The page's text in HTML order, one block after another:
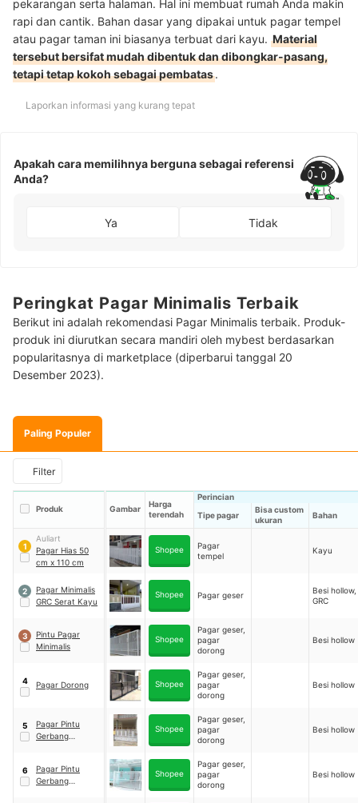
pekarangan serta halaman. Hal ini membuat rumah Anda makin
rapi dan cantik. Bahan dasar yang dipakai untuk pagar tempel
atau pagar taman ini biasanya terbuat dari kayu. Material
tersebut bersifat mudah dibentuk dan dibongkar-pasang,
tetapi tetap kokoh sebagai pembatas.
Laporkan informasi yang kurang tepat
Apakah cara memilihnya berguna sebagai referensi
Anda?
Ya Tidak
Peringkat Pagar Minimalis Terbaik
Berikut ini adalah rekomendasi Pagar Minimalis terbaik. Produk-
produk ini diurutkan secara mandiri oleh mybest berdasarkan
popularitasnya di marketplace (diperbarui tanggal 20
Desember 2023).
Paling Populer
Filter
Produk Gambar
Harga
terendah
Perincian
Tipe pagar
Bisa custom
ukuran
Bahan
1
Auliart
Pagar Hias 50
cm x 110 cm
Shopee
Pagar
tempel
Kayu
2
Pagar Minimalis
GRC Serat Kayu
Shopee Pagar geser
Besi hollow,
GRC
3
Pintu Pagar
Minimalis
Shopee
Pagar geser,
pagar
dorong
Besi hollow
4 Pagar Dorong Shopee
Pagar geser,
pagar
dorong
Besi hollow
5
Pagar Pintu
Gerbang
Shopee
Pagar geser,
pagar
dorong
Besi hollow
6
Pagar Pintu
Gerbang
Shopee
Pagar geser,
pagar
dorong
Besi hollow